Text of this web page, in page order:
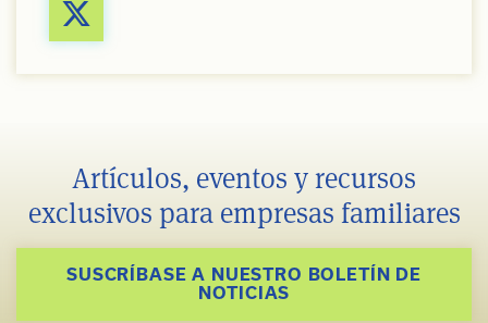
Artículos, eventos y recursos
exclusivos para empresas familiares
SUSCRÍBASE A NUESTRO BOLETÍN DE
NOTICIAS